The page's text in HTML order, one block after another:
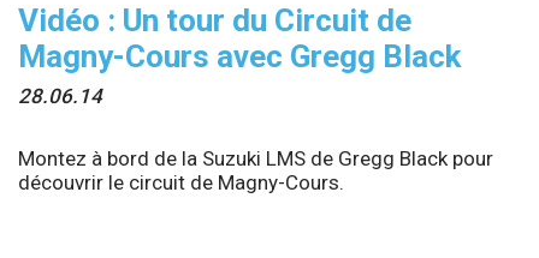
Vidéo : Un tour du Circuit de
Magny-Cours avec Gregg Black
28.06.14
Montez à bord de la Suzuki LMS de Gregg Black pour
découvrir le circuit de Magny-Cours.